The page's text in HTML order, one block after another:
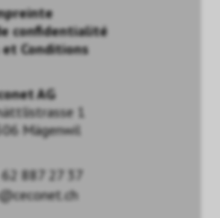
confidentialité
Conditions
AG
1
Mägenwil
887 27 37